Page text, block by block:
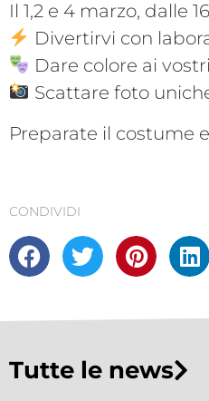
Il 1,2 e 4 marzo, dalle
Divertirvi con
Dare colore ai
Scattare foto
Preparate il costume
CONDIVIDI
Tutte le news